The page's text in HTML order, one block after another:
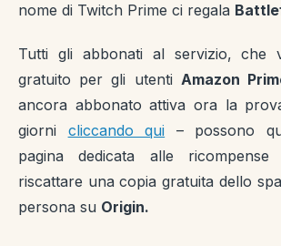
nome di Twitch Prime ci regala
Tutti gli abbonati al servizio, che
gratuito per gli utenti Amazon
ancora abbonato attiva ora la
giorni cliccando qui – possono
pagina dedicata alle
riscattare una copia gratuita dello
persona su Origin.